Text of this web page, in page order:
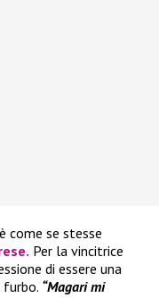
è come se stesse
. Per la vincitrice
di essere una
furbo. “Magari mi